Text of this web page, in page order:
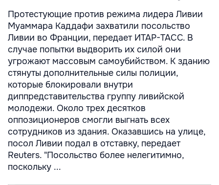
Протестующие против режима лидера Ливии
Муаммара Каддафи захватили посольство
Ливии во Франции, передает ИТАР-ТАСС. В
случае попытки выдворить их силой они
угрожают массовым самоубийством. К зданию
стянуты дополнительные силы полиции,
которые блокировали внутри
диппредставительства группу ливийской
молодежи. Около трех десятков
оппозиционеров смогли выгнать всех
сотрудников из здания. Оказавшись на улице,
посол Ливии подал в отставку, передает
Reuters. "Посольство более нелегитимно,
поскольку ...